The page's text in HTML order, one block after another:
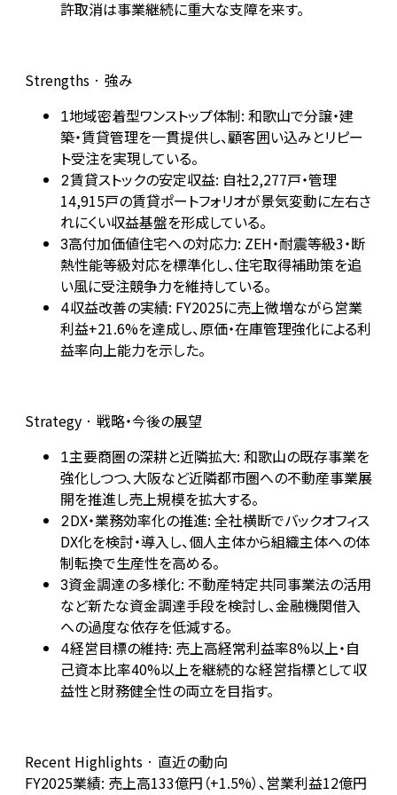
許取消は事業継続に重大な支障を来す。
Strengths · 強み
1地域密着型ワンストップ体制: 和歌山で分譲・建
築・賃貸管理を一貫提供し、顧客囲い込みとリピー
ト受注を実現している。
2賃貸ストックの安定収益: 自社2,277戸・管理
14,915戸の賃貸ポートフォリオが景気変動に左右さ
れにくい収益基盤を形成している。
3高付加価値住宅への対応力: ZEH・耐震等級3・断
熱性能等級対応を標準化し、住宅取得補助策を追
い風に受注競争力を維持している。
4収益改善の実績: FY2025に売上微増ながら営業
利益+21.6%を達成し、原価・在庫管理強化による利
益率向上能力を示した。
Strategy · 戦略・今後の展望
1主要商圏の深耕と近隣拡大: 和歌山の既存事業を
強化しつつ、大阪など近隣都市圏への不動産事業展
開を推進し売上規模を拡大する。
2DX・業務効率化の推進: 全社横断でバックオフィス
DX化を検討・導入し、個人主体から組織主体への体
制転換で生産性を高める。
3資金調達の多様化: 不動産特定共同事業法の活用
など新たな資金調達手段を検討し、金融機関借入
への過度な依存を低減する。
4経営目標の維持: 売上高経常利益率8%以上・自
己資本比率40%以上を継続的な経営指標として収
益性と財務健全性の両立を目指す。
Recent Highlights · 直近の動向
FY2025業績: 売上高133億円（+1.5%）、営業利益12億円